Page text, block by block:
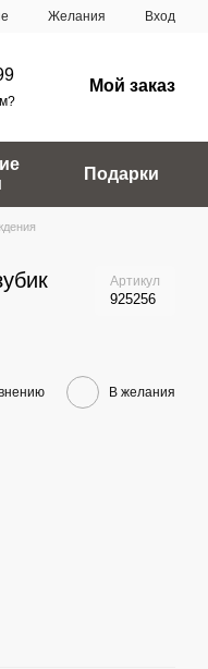
Желания Вход
Мой заказ
Подарки
Артикул
925256
В желания